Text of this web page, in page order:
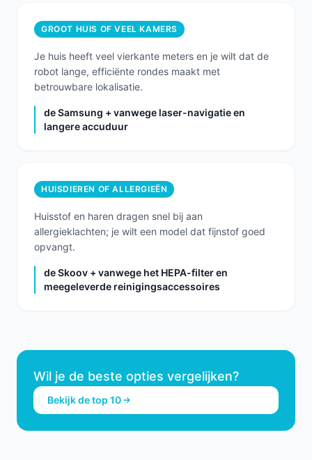
GROOT HUIS OF VEEL KAMERS
Je huis heeft veel vierkante meters en je wilt dat de
robot lange, efficiënte rondes maakt met
betrouwbare lokalisatie.
de Samsung + vanwege laser-navigatie en
langere accuduur
HUISDIEREN OF ALLERGIEËN
Huisstof en haren dragen snel bij aan
allergieklachten; je wilt een model dat fijnstof goed
opvangt.
de Skoov + vanwege het HEPA-filter en
meegeleverde reinigingsaccessoires
Wil je de beste opties vergelijken?
Bekijk de top 10